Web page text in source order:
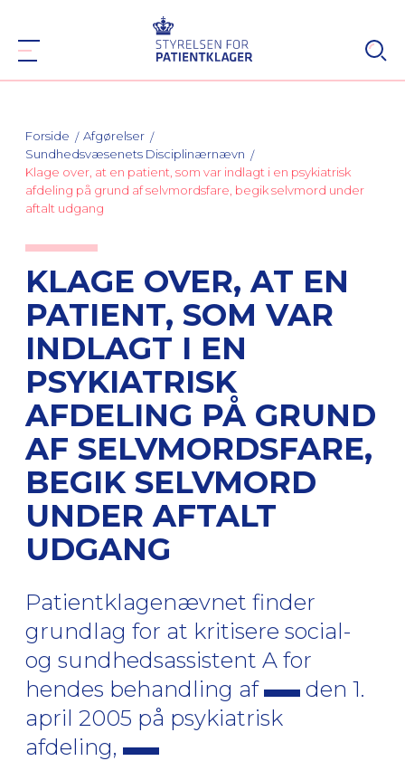
Forside
Afgørelser
Sundhedsvæsenets Disciplinærnævn
Klage over, at en patient, som var indlagt i en psykiatrisk
afdeling på grund af selvmordsfare, begik selvmord under
aftalt udgang
KLAGE OVER, AT EN
PATIENT, SOM VAR
INDLAGT I EN
PSYKIATRISK
AFDELING PÅ GRUND
AF SELVMORDSFARE,
BEGIK SELVMORD
UNDER AFTALT
UDGANG
Patientklagenævnet finder
grundlag for at kritisere social-
og sundhedsassistent A for
hendes behandling af
den 1.
april 2005 på psykiatrisk
afdeling,